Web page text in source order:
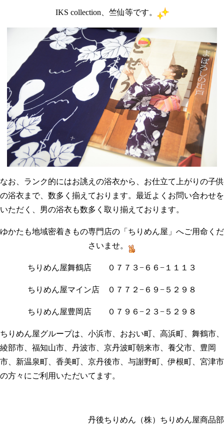
IKS collection、竺仙等です。
なお、ランク的にはお誂えの浴衣から、お仕立て上がりの子供
の浴衣まで、数多く揃えております。最近よくお問い合わせを
いただく、男の浴衣も数多く取り揃えております。
ゆかたも地域密着きもの専門店の「ちりめん屋」へご用命くだ
さいませ。
ちりめん屋舞鶴店 ０７７３−６６−１１１３
ちりめん屋マイン店 ０７７２−６９−５２９８
ちりめん屋豊岡店 ０７９６−２３−５２９８
ちりめん屋グループは、小浜市、おおい町、高浜町、舞鶴市、
綾部市、福知山市、丹波市、京丹波町朝来市、養父市、豊岡
市、新温泉町、香美町、京丹後市、与謝野町、伊根町、宮津市
の方々にご利用いただいてます。
丹後ちりめん（株）ちりめん屋商品部